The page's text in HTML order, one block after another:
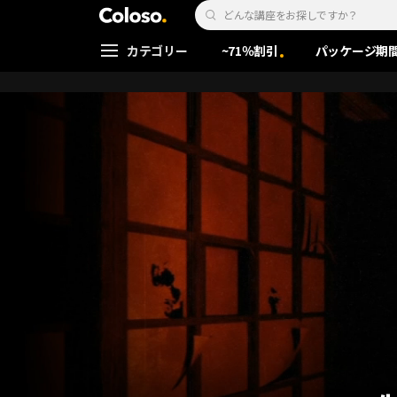
Coloso. | コロソ.
Search Input
Coloso Menu
カテゴリー ~71％割引 パッケージ期